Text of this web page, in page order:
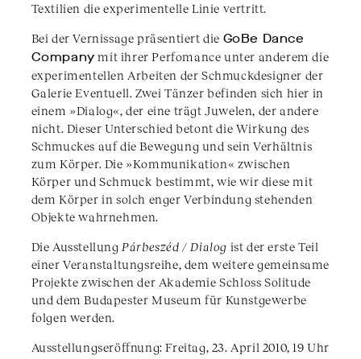
Textilien die experimentelle Linie vertritt.
Bei der Vernissage präsentiert die GoBe Dance
Company mit ihrer Perfomance unter anderem die
experimentellen Arbeiten der Schmuckdesigner der
Galerie Eventuell. Zwei Tänzer befinden sich hier in
einem »Dialog«, der eine trägt Juwelen, der andere
nicht. Dieser Unterschied betont die Wirkung des
Schmuckes auf die Bewegung und sein Verhältnis
zum Körper. Die »Kommunikation« zwischen
Körper und Schmuck bestimmt, wie wir diese mit
dem Körper in solch enger Verbindung stehenden
Objekte wahrnehmen.
Die Ausstellung Párbeszéd / Dialog ist der erste Teil
einer Veranstaltungsreihe, dem weitere gemeinsame
Projekte zwischen der Akademie Schloss Solitude
und dem Budapester Museum für Kunstgewerbe
folgen werden.
Ausstellungseröffnung: Freitag, 23. April 2010, 19 Uhr